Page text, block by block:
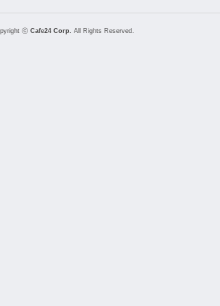
ⓒ Cafe24 Corp. All Rights Reserved.